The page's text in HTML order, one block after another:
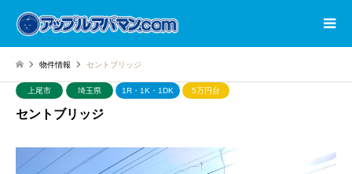
物件情報 セントブリッジ
上尾市 埼玉県 1R・1K・1DK 5万円台
セントブリッジ